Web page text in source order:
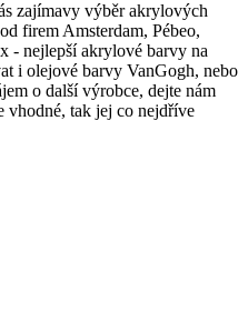
zajímavy výběr akrylových
firem Amsterdam, Pébeo,
- nejlepší akrylové barvy na
i olejové barvy VanGogh, nebo
o další výrobce, dejte nám
vhodné, tak jej co nejdříve